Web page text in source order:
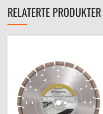
RELATERTE PRODUKTER